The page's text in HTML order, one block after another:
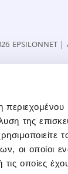
της
οι οποίοι
οποίες
EPSILONNET